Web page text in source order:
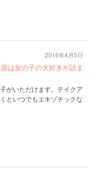
は女の子の大好きが詰ま
がいただけます。テイクア
といつでもエキゾチックな
2016年4月5日